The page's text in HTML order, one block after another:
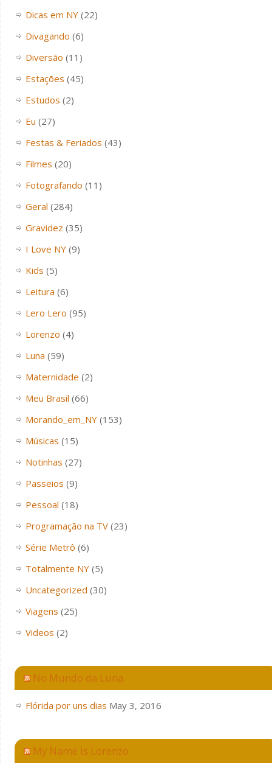
Dicas em NY(22)
Divagando (6)
Diversão (11)
Estações (45)
Estudos (2)
Eu (27)
Festas & Feriados (43)
Filmes (20)
Fotografando (11)
Geral (284)
Gravidez (35)
I Love NY(9)
Kids (5)
Leitura (6)
Lero Lero (95)
Lorenzo (4)
Luna (59)
Maternidade (2)
Meu Brasil (66)
Morando_em_NY(153)
Músicas (15)
Notinhas (27)
Passeios (9)
Pessoal (18)
Programação na TV(23)
Série Metrô (6)
Totalmente NY(5)
Uncategorized (30)
Viagens (25)
Videos (2)
No Mundo da Luna
Flórida por uns dias May 3, 2016
My Name is Lorenzo